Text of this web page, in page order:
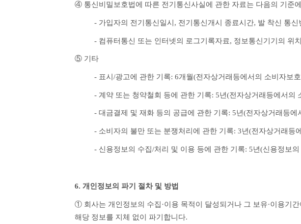
④ 통신비밀보호법에 따른 전기통신사실에 관한 자료는 다음의 기준
- 가입자의 전기통신일시, 전기통신개시 종료시간, 발 착신 통
- 컴퓨터통신 또는 인터넷의 로그기록자료, 정보통신기기의 위
⑤ 기타
- 표시/광고에 관한 기록: 6개월(전자상거래등에서의 소비자보
- 계약 또는 청약철회 등에 관한 기록: 5년(전자상거래등에서의
- 대금결제 및 재화 등의 공급에 관한 기록: 5년(전자상거래등
- 소비자의 불만 또는 분쟁처리에 관한 기록: 3년(전자상거래등
- 신용정보의 수집/처리 및 이용 등에 관한 기록: 5년(신용정보
6. 개인정보의 파기 절차 및 방법
① 회사는 개인정보의 수집·이용 목적이 달성되거나 그 보유·이용기
해당 정보를 지체 없이 파기합니다.